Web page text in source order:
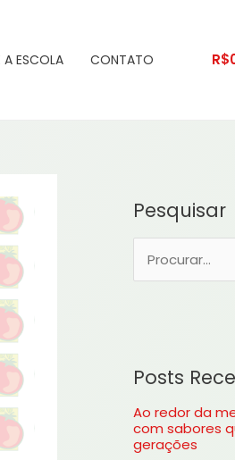
A ESCOLA CONTATO R$
Pesquisar
u
s
a
Posts
Ao redor da
com sabores
gerações